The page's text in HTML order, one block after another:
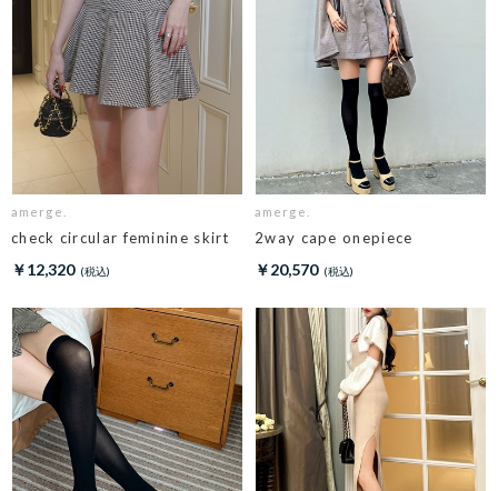
amerge.
check circular feminine skirt
￥12,320
amerge.
2way cape onepiece
￥20,570